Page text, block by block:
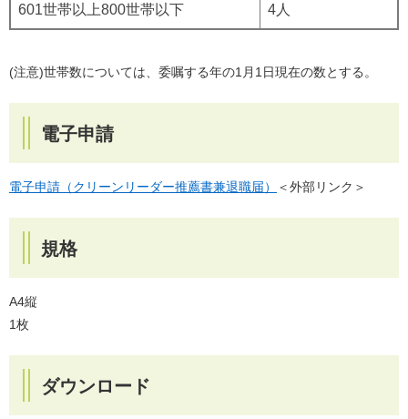
601世帯以上800世帯以下 4人
(注意)世帯数については、委嘱する年の1月1日現在の数とする。
電子申請
電子申請（クリーンリーダー推薦書兼退職届） ＜外部リンク＞
規格
A4縦
1枚
ダウンロード